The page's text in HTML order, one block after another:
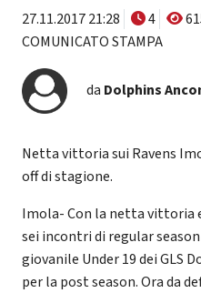
27.11.2017 21:28 4
COMUNICATO STAMPA
da Dolphins
Netta vittoria sui Ravens
off di stagione.
Imola- Con la netta vittoria
sei incontri di regular
giovanile Under 19 dei GLS
per la post season. Ora da